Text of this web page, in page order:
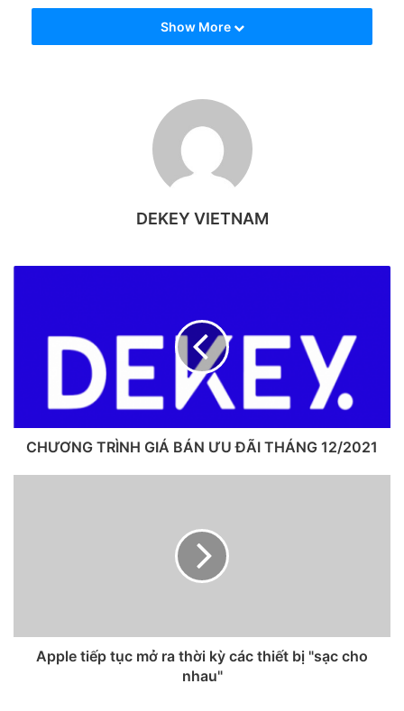
i
Show More
DEKEY VIETNAM
CHƯƠNG TRÌNH GIÁ BÁN ƯU ĐÃI THÁNG 12/2021
Apple tiếp tục mở ra thời kỳ các thiết bị "sạc cho
nhau"